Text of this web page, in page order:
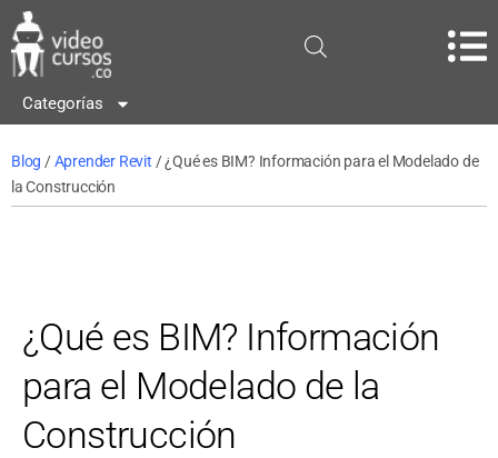
Categorías
Blog /Aprender Revit / ¿Qué es BIM? Información para el Modelado de
la Construcción
¿Qué es BIM? Información
para el Modelado de la
Construcción